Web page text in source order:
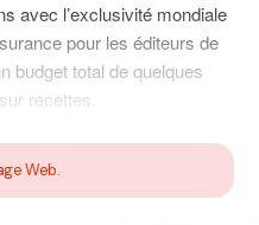
avec l’exclusivité mondiale
pour les éditeurs de
budget total de quelques
recettes.
Web.